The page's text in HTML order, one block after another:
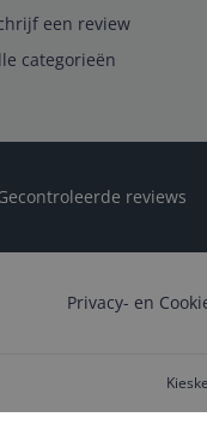
een review
categorieën
reviews
Privacy- en